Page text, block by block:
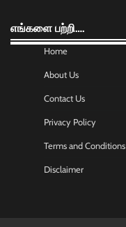
எங்களை பற்றி….
Home
About Us
Contact Us
Privacy Policy
Terms and Conditions
Disclaimer